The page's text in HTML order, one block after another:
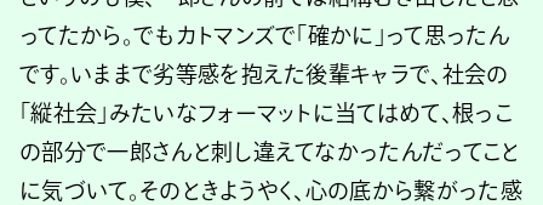
ってたから。でもカトマンズで「確かに」って思ったん
です。いままで劣等感を抱えた後輩キャラで、社会の
「縦社会」みたいなフォーマットに当てはめて、根っこ
の部分で一郎さんと刺し違えてなかったんだってこと
に気づいて。そのときようやく、心の底から繋がった感